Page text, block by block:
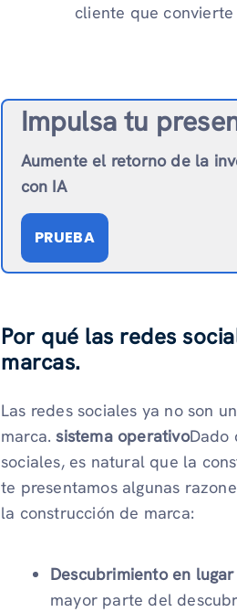
cliente que
Impulsa tu
Aumente el retorno de la
con IA
PRUEBA
Por qué las redes
marcas.
Las redes sociales ya no son
marca.sistema operativoDado
sociales, es natural que la
te presentamos algunas
la construcción de marca:
Descubrimiento en
mayor parte del